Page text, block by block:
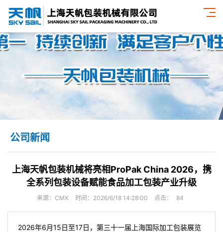
公司新闻
上海天帆包装机械将亮相ProPak China 2026，携
全系列包装设备赋能食品加工包装产业升级
来源：CMX 时间：2026/6/18 14:28:00 点击： 84
2026年6月15日至17日，第三十一届上海国际加工包装展览